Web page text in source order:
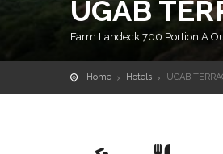
UGAB
Farm Landeck 700 Portion A
Home Hotels UGAB